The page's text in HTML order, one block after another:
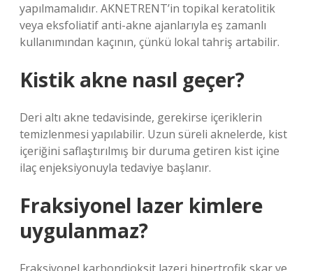
yapılmamalıdır. AKNETRENT’in topikal keratolitik
veya eksfoliatif anti-akne ajanlarıyla eş zamanlı
kullanımından kaçının, çünkü lokal tahriş artabilir.
Kistik akne nasıl geçer?
Deri altı akne tedavisinde, gerekirse içeriklerin
temizlenmesi yapılabilir. Uzun süreli aknelerde, kist
içeriğini saflaştırılmış bir duruma getiren kist içine
ilaç enjeksiyonuyla tedaviye başlanır.
Fraksiyonel lazer kimlere
uygulanmaz?